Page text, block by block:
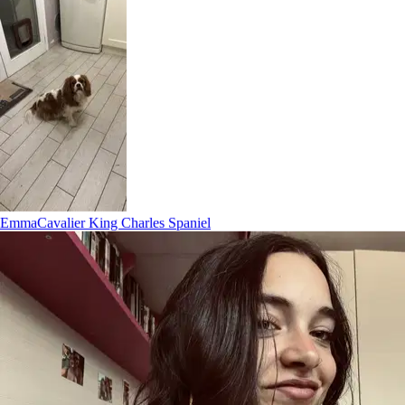
Meno di 5 minuti
46%
5–15 minuti
19%
15–60 minuti
16%
1–4 ore
9%
4–24 ore
7%
Più di 24 ore
4%
Quando pubblichi una richiesta
~40 min
Per la prima offerta
la metà di tutte le richieste
2.1
Offerte per richiesta
Ricevi un’offerta
EmmaCavalier King Charles Spaniel